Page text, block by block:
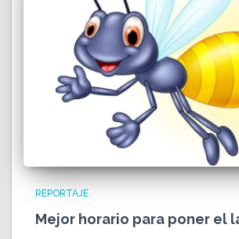
REPORTAJE
Mejor horario para poner el